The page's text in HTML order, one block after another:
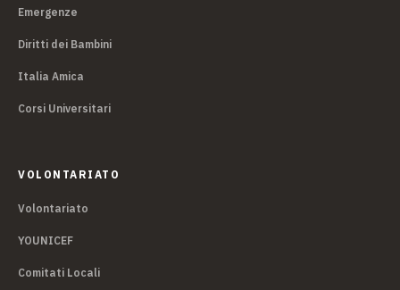
Emergenze
Diritti dei Bambini
Italia Amica
Corsi Universitari
VOLONTARIATO
Volontariato
YOUNICEF
Comitati Locali